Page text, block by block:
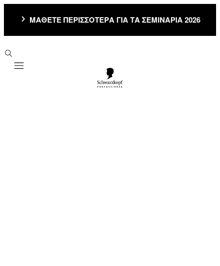
ΜΑΘΕΤΕ ΠΕΡΙΣΣΟΤΕΡΑ ΓΙΑ ΤΑ ΣΕΜΙΝΑΡΙΑ 2026
Mobile navigation